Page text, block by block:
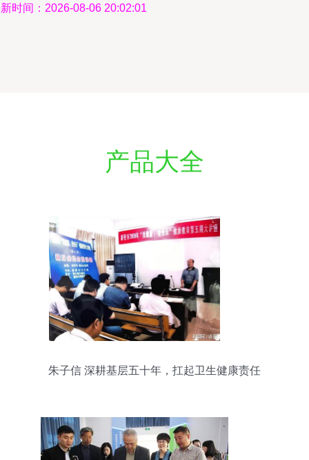
时间：2026-08-06 20:02:01
产品大全
朱子信 深耕基层五十年，扛起卫生健康责任